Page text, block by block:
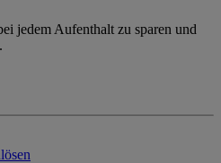
jedem Aufenthalt zu sparen und